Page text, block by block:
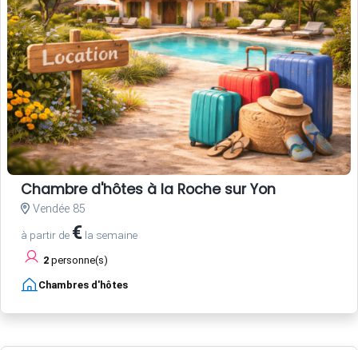
Chambre d'hôtes à la Roche sur Yon
Vendée 85
à partir de € la semaine
2 personne(s)
Chambres d'hôtes